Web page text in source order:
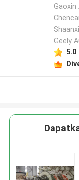
Gaoxin
Geely
5.0